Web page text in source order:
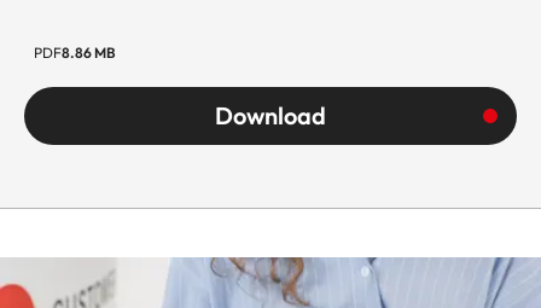
PDF8.86 MB
Download